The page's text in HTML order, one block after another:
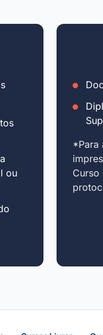
ou
*Para
Curso